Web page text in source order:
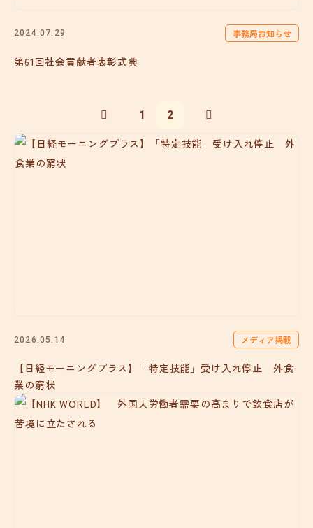
2024.07.29 事務局お知らせ
第61回社会貢献者表彰式典
1 2
2026.05.14 メディア掲載
【日経モーニングプラス】「特定技能」受け入れ停止 外食
業の窮状